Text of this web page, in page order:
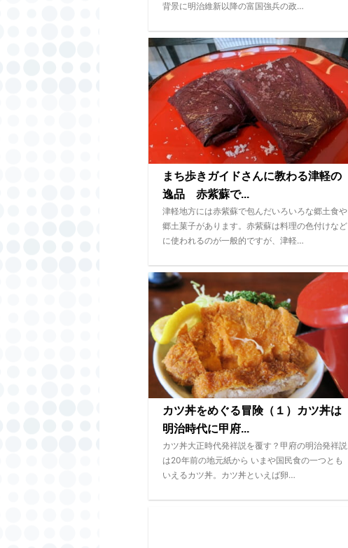
背景に明治維新以降の富国強兵の政…
まち歩きガイドさんに教わる津軽の
逸品 赤紫蘇で...
津軽地方には赤紫蘇で包んだいろいろな郷土食や
郷土菓子があります。赤紫蘇は料理の色付けなど
に使われるのが一般的ですが、津軽…
カツ丼をめぐる冒険（１）カツ丼は
明治時代に甲府...
カツ丼大正時代発祥説を覆す？甲府の明治発祥説
は20年前の地元紙から いまや国民食の一つとも
いえるカツ丼。カツ丼といえば卵…